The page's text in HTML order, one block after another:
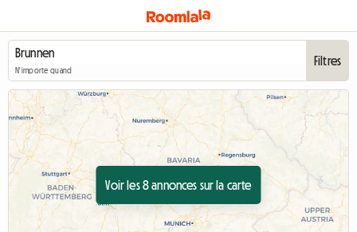
N'importe quand
Filtres
Voir les 8 annonces sur la carte